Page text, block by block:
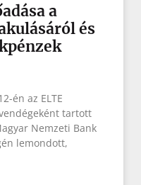
a
és
én az ELTE
tartott
Nemzeti Bank
lemondott,